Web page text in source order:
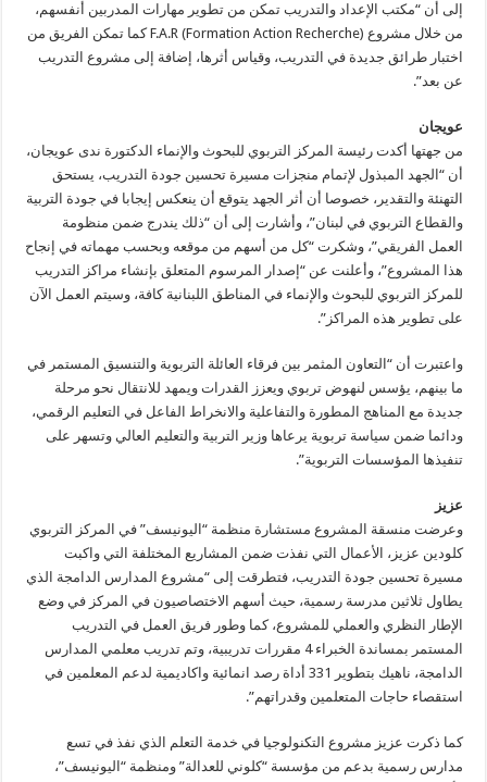
إلى أن “مكتب الإعداد والتدريب تمكن من تطوير مهارات المدربين أنفسهم،
من خلال مشروع F.A.R (Formation Action Recherche) كما تمكن الفريق من
اختبار طرائق جديدة في التدريب، وقياس أثرها، إضافة إلى مشروع التدريب
عن بعد”.
عويجان
من جهتها أكدت رئيسة المركز التربوي للبحوث والإنماء الدكتورة ندى عويجان،
أن “الجهد المبذول لإتمام منجزات مسيرة تحسين جودة التدريب، يستحق
التهنئة والتقدير، خصوصا أن أثر الجهد يتوقع أن ينعكس إيجابا في جودة التربية
والقطاع التربوي في لبنان”، وأشارت إلى أن “ذلك يندرج ضمن منظومة
العمل الفريقي”، وشكرت “كل من أسهم من موقعه وبحسب مهماته في إنجاح
هذا المشروع”، وأعلنت عن “إصدار المرسوم المتعلق بإنشاء مراكز التدريب
للمركز التربوي للبحوث والإنماء في المناطق اللبنانية كافة، وسيتم العمل الآن
على تطوير هذه المراكز”.
واعتبرت أن “التعاون المثمر بين فرقاء العائلة التربوية والتنسيق المستمر في
ما بينهم، يؤسس لنهوض تربوي ويعزز القدرات ويمهد للانتقال نحو مرحلة
جديدة مع المناهج المطورة والتفاعلية والانخراط الفاعل في التعليم الرقمي،
ودائما ضمن سياسة تربوية يرعاها وزير التربية والتعليم العالي وتسهر على
تنفيذها المؤسسات التربوية”.
عزيز
وعرضت منسقة المشروع مستشارة منظمة “اليونيسف” في المركز التربوي
كلودين عزيز، الأعمال التي نفذت ضمن المشاريع المختلفة التي واكبت
مسيرة تحسين جودة التدريب، فتطرقت إلى “مشروع المدارس الدامجة الذي
يطاول ثلاثين مدرسة رسمية، حيث أسهم الاختصاصيون في المركز في وضع
الإطار النظري والعملي للمشروع، كما وطور فريق العمل في التدريب
المستمر بمساندة الخبراء 4 مقررات تدريبية، وتم تدريب معلمي المدارس
الدامجة، ناهيك بتطوير 331 أداة رصد انمائية واكاديمية لدعم المعلمين في
استقصاء حاجات المتعلمين وقدراتهم”.
كما ذكرت عزيز مشروع التكنولوجيا في خدمة التعلم الذي نفذ في تسع
مدارس رسمية بدعم من مؤسسة “كلوني للعدالة” ومنظمة “اليونيسف”،